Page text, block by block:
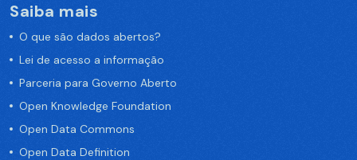
Saiba mais
O que são dados abertos?
Lei de acesso a informação
Parceria para Governo Aberto
Open Knowledge Foundation
Open Data Commons
Open Data Definition